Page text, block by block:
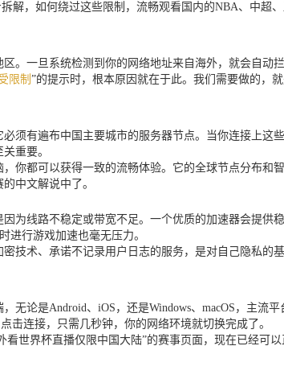
解，如何绕过这些限制，流畅观看国内的NBA、中超
。一旦系统检测到你的网络地址来自海外，就会自动
限制”的提示时，根本原因就在于此。我们需要做的，
有遍布中国主要城市的服务器节点。当你连接上这
重要。
你都可以获得一致的流畅体验。它的全球节点分布和
中文解说中了。
线路不稳定或带宽不足。一个优质的加速器会提供
进行游戏加速也毫无压力。
技术、承诺不记录用户日志的服务，是对自己隐私的
论是Android、iOS，还是Windows、macOS，主流
击连接，只需几秒钟，你的网络环境就切换完成了。
世界杯直播仅限中国大陆”的赛事页面，现在已经可